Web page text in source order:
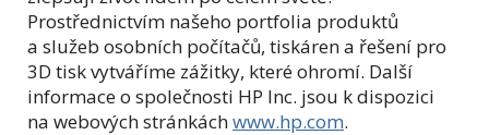
Prostřednictvím našeho portfolia produktů
a služeb osobních počítačů, tiskáren a řešení pro
3D tisk vytváříme zážitky, které ohromí. Další
informace o společnosti HP Inc. jsou k dispozici
na webových stránkáchwww.hp.com.